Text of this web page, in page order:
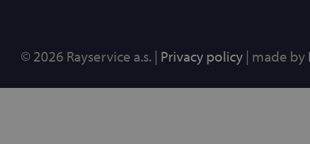
© 2026 Rayservice a.s. | Privacy policy | made by